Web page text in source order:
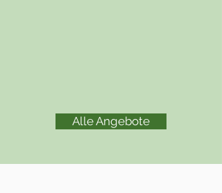
Alle Angebote